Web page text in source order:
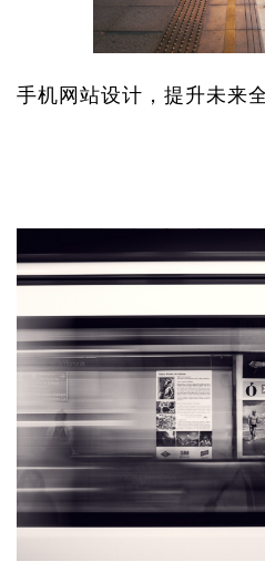
手机网站设计，提升未来